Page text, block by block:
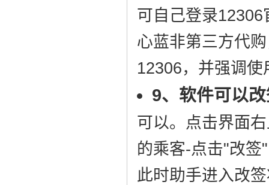
可自己登录
心蓝非第三方代
12306，并强调
9、软件可以
可以。点击界面
的乘客-点击"改签
此时助手进入改